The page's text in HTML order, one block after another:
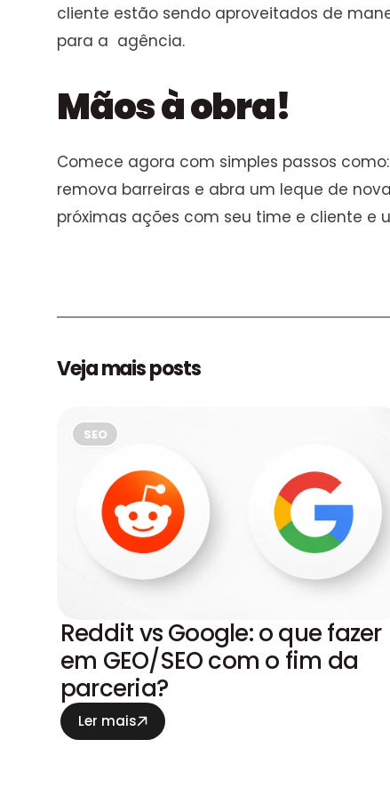
cliente estão sendo aproveitados de
para a agência.
Mãos à obra!
Comece agora com simples passos
remova barreiras e abra um leque de
próximas ações com seu time e cliente e
Veja mais posts
SEO
Reddit vs Google: o que fazer
em GEO/SEO com o fim da
parceria?
Ler mais